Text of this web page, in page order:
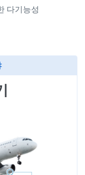
다기능성